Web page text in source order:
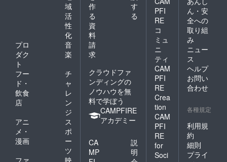
域
活
性
化
プロ
ダク
ト
音
楽
フー
ド・
飲食
店
チ
ャ
レ
ン
ジ
アニ
メ・
漫画
ス
ポ
ー
ツ
作
る
す
る
資
料
請
求
クラウドファ
ンディングの
ノウハウを無
料で学ぼう
CAMPFIRE
アカデミー
CA
MP
説
明
PFI
RE
コ
ミュ
ニ
ティ
CAM
PFI
RE
Crea
tion
CAM
PFI
RE
for
Soci
ん・安
全への
取り組
み
ニュー
ス
ヘルプ
お問い
合わせ
各種規定
利用規
約
細則
プライ